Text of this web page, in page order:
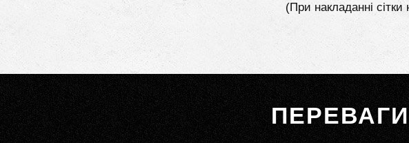
(При накладанні